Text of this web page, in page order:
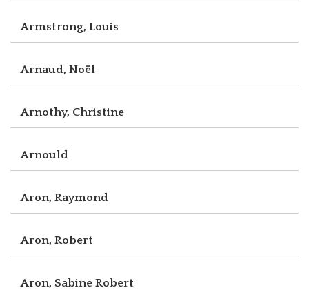
Armstrong, Louis
Arnaud, Noël
Arnothy, Christine
Arnould
Aron, Raymond
Aron, Robert
Aron, Sabine Robert